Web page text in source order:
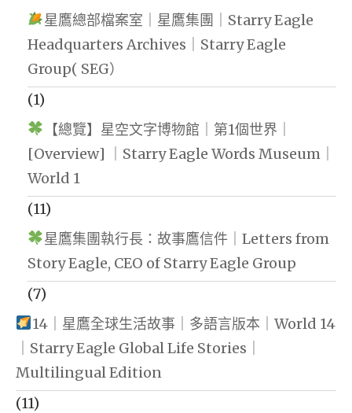
星鷹總部檔案室｜星鷹集團｜Starry Eagle
Headquarters Archives｜Starry Eagle
Group( SEG）
(1)
【總覽】星空文字博物館｜第1個世界｜
[Overview] ｜Starry Eagle Words Museum｜
World 1
(11)
星鷹集團執行長：故事鷹信件｜Letters from
Story Eagle, CEO of Starry Eagle Group
(7)
14｜星鷹全球生活故事｜多語言版本｜World 14
｜Starry Eagle Global Life Stories｜
Multilingual Edition
(11)